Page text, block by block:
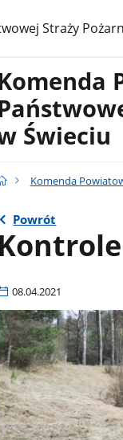
Straży
Świeciu
Komenda
Powrót
08.04.2021